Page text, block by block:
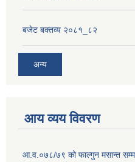
बजेट बक्तव्य २०८१_८२
अन्य
आय व्यय विवरण
आ.व.०७८/७९ को फाल्गुन मसान्त